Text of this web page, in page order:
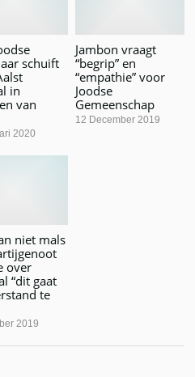
schuift
in
van
2020
Jambon vraagt
“begrip” en
“empathie” voor
Joodse
Gemeenschap
12 December 2019
niet mals
over
“dit gaat
te
2019